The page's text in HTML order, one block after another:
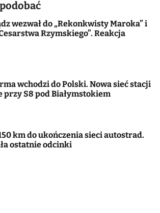
wezwał do „Rekonkwisty Maroka” i
Rzymskiego”. Reakcja
wchodzi do Polski. Nowa sieć stacji
przy S8 pod Białymstokiem
km do ukończenia sieci autostrad.
ostatnie odcinki